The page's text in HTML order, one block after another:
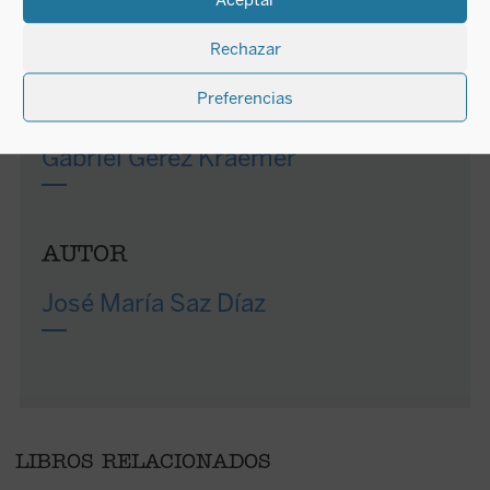
Rechazar
Preferencias
y participa en el Máster de Bioética de la Fundación
Gabriel Gerez Kraemer
AUTOR
José María Saz Díaz
LIBROS RELACIONADOS